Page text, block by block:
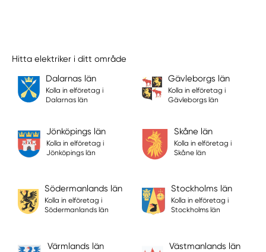
Hitta elektriker i ditt område
Dalarnas län
Kolla in elföretag i
Dalarnas län
Gävleborgs län
Kolla in elföretag i
Gävleborgs län
Jönköpings län
Kolla in elföretag i
Jönköpings län
Skåne län
Kolla in elföretag i
Skåne län
Södermanlands län
Kolla in elföretag i
Södermanlands län
Stockholms län
Kolla in elföretag i
Stockholms län
Värmlands län Västmanlands län